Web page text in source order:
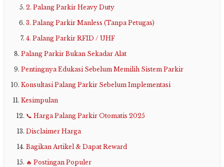
2. Palang Parkir Heavy Duty
3. Palang Parkir Manless (Tanpa Petugas)
4. Palang Parkir RFID / UHF
Palang Parkir Bukan Sekadar Alat
Pentingnya Edukasi Sebelum Memilih Sistem Parkir
Konsultasi Palang Parkir Sebelum Implementasi
Kesimpulan
📞 Harga Palang Parkir Otomatis 2025
Disclaimer Harga
Bagikan Artikel & Dapat Reward
🔥 Postingan Populer